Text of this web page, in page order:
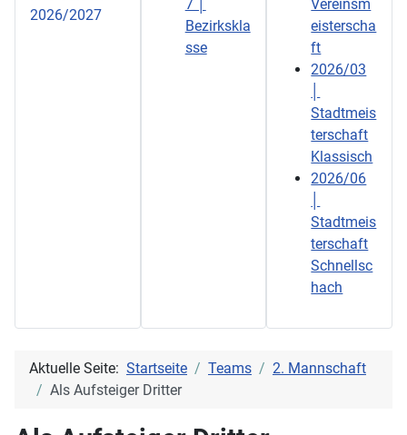
2026/2027
7 │
Bezirkskla
sse
Vereinsm
eisterscha
ft
2026/03
Stadtmeis
terschaft
Klassisch
2026/06
Stadtmeis
terschaft
Schnellsc
hach
Aktuelle Seite: Startseite Teams
2. Mannschaft
Als Aufsteiger Dritter